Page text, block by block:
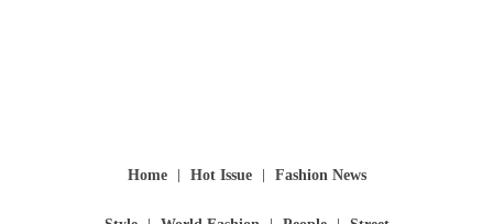
Home Hot Issue Fashion News